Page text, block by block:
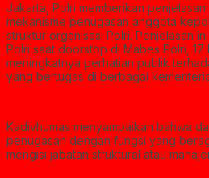
Jakarta, Polri memberikan
mekanisme penugasan anggota
struktur organisasi Polri. Penjelasan
Polri saat doorstop di Mabes Polri, 17
meningkatnya perhatian publik
yang bertugas di berbagai
Kadivhumas menyampaikan bahwa
penugasan dengan fungsi yang
mengisi jabatan struktural atau